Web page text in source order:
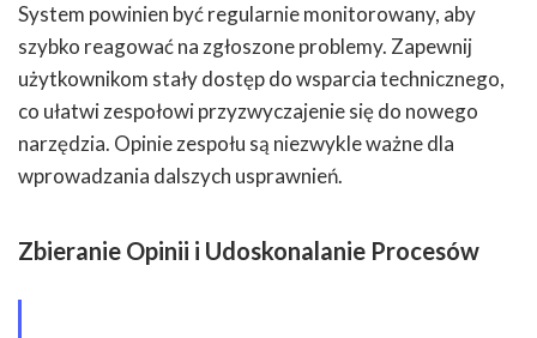
System powinien być regularnie monitorowany, aby
szybko reagować na zgłoszone problemy. Zapewnij
użytkownikom stały dostęp do wsparcia technicznego,
co ułatwi zespołowi przyzwyczajenie się do nowego
narzędzia. Opinie zespołu są niezwykle ważne dla
wprowadzania dalszych usprawnień.
Zbieranie Opinii i Udoskonalanie Procesów